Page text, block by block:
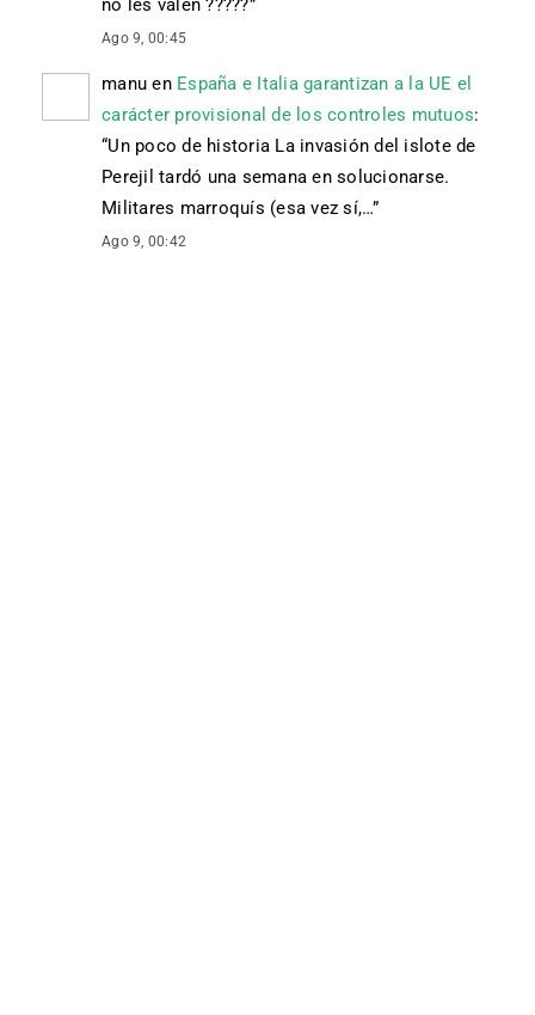
no les valen ?????”
Ago 9, 00:45
manu en España e Italia garantizan a la UE el
carácter provisional de los controles mutuos:
“Un poco de historia La invasión del islote de
Perejil tardó una semana en solucionarse.
Militares marroquís (esa vez sí,…”
Ago 9, 00:42